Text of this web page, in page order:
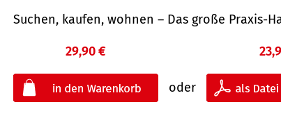
Suchen, kaufen, wohnen – Das große Praxis-
29,90 €
oder